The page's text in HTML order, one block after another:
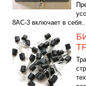
8АС-3 включает в себя...